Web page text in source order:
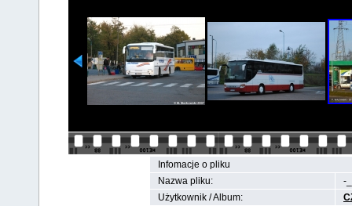
Infomacje o pliku
Nazwa pliku:
-
Użytkownik / Album: